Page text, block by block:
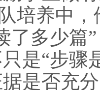
培养中，
了多少篇”
是“步骤
是否充